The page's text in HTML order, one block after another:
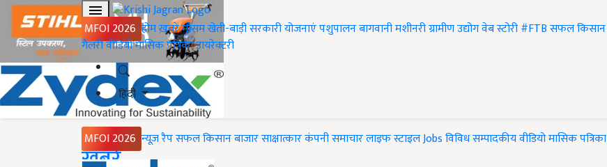
MFOI 2026 होमख़बरेंमौसमखेती-बाड़ीसरकारी योजनाएंपशुपालनबागवानीमशीनरीग्रामीण उद्योगवेब स्टोरी#FTBसफल किसान
गैलरीवीडियोमासिक पत्रिकाडायरेक्टरी
हिंदी
MFOI 2026 न्यूज़ रैपसफल किसानबाजारसाक्षात्कारकंपनी समाचारलाइफ स्टाइलJobsविविधसम्पादकीयवीडियोमासिक पत्रिका
Home
ख़बरें